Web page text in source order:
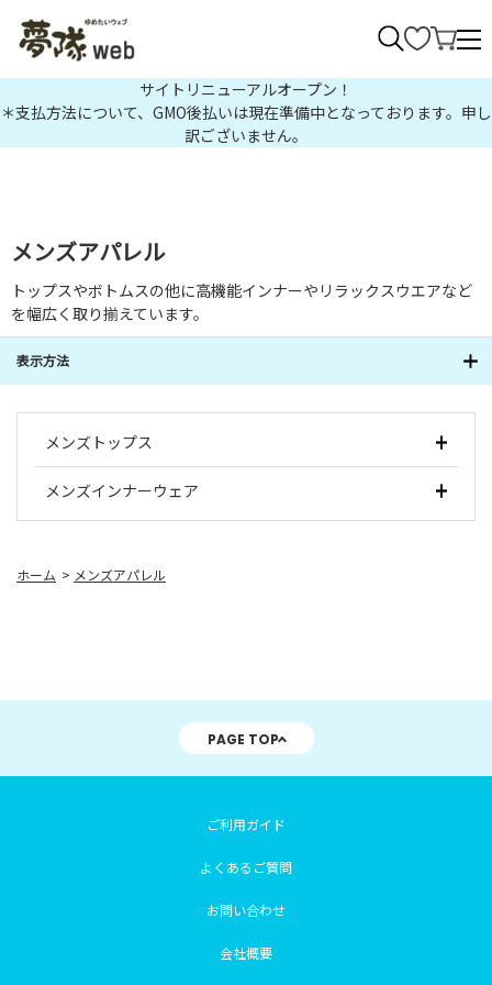
サイトリニューアルオープン！
＊支払方法について、GMO後払いは現在準備中となっております。申し
訳ございません。
メンズアパレル
トップスやボトムスの他に高機能インナーやリラックスウエアなど
を幅広く取り揃えています。
表示方法
メンズトップス
メンズインナーウェア
ホーム > メンズアパレル
PAGE TOP
ご利用ガイド
よくあるご質問
お問い合わせ
会社概要